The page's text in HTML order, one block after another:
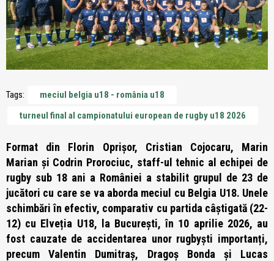
Tags:
meciul belgia u18 - românia u18
turneul final al campionatului european de rugby u18 2026
Format din Florin Oprișor, Cristian Cojocaru, Marin
Marian și Codrin Prorociuc, staff-ul tehnic al echipei de
rugby sub 18 ani a României a stabilit grupul de 23 de
jucători cu care se va aborda meciul cu Belgia U18. Unele
schimbări în efectiv, comparativ cu partida câștigată (22-
12) cu Elveția U18, la București, în 10 aprilie 2026, au
fost cauzate de accidentarea unor rugbyști importanți,
precum Valentin Dumitraș, Dragoș Bonda și Lucas